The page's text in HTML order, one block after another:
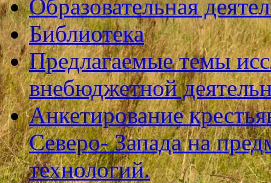
Образовательная
Библиотека
Предлагаемые темы
внебюджетной
Анкетирование
Северо- Запада на
технологий.